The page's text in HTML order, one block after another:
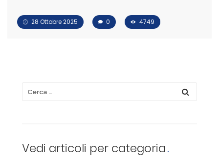
28 Ottobre 2025 0 4749
Vedi articoli per categoria